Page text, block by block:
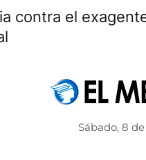
contra el
Sábado, 8